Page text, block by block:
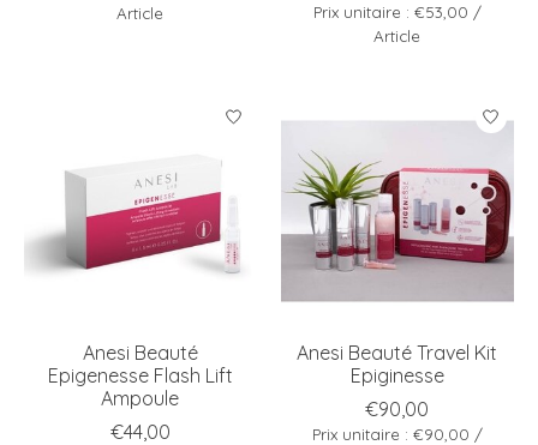
Article
Prix unitaire : €53,00 /
Article
Anesi Beauté
Epigenesse Flash Lift
Ampoule
€44,00
Anesi Beauté Travel Kit
Epiginesse
€90,00
Prix unitaire : €90,00 /